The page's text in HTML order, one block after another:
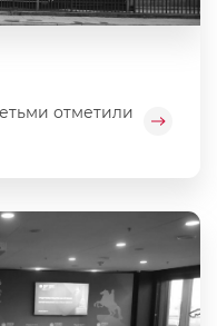
отметили